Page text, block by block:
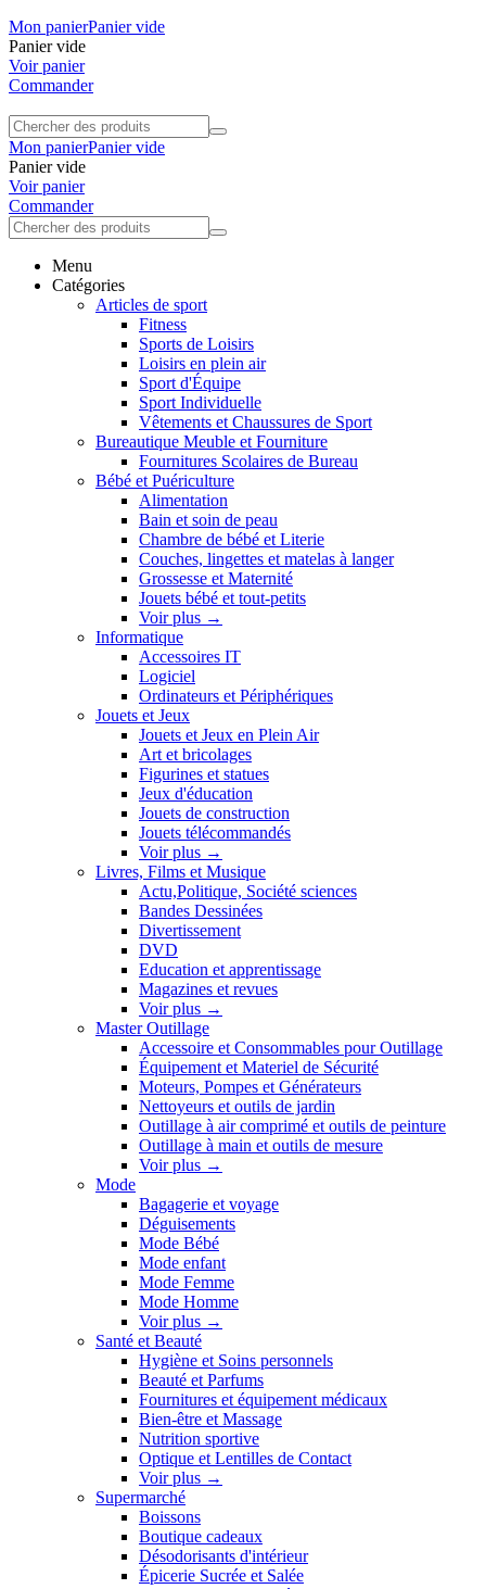
Mon panierPanier vide
Panier vide
Voir panier
Commander
Mon panierPanier vide
Panier vide
Voir panier
Commander
Menu
Catégories
Articles de sport
Fitness
Sports de Loisirs
Loisirs en plein air
Sport d'Équipe
Sport Individuelle
Vêtements et Chaussures de Sport
Bureautique Meuble et Fourniture
Fournitures Scolaires de Bureau
Bébé et Puériculture
Alimentation
Bain et soin de peau
Chambre de bébé et Literie
Couches, lingettes et matelas à langer
Grossesse et Maternité
Jouets bébé et tout-petits
Voir plus →
Informatique
Accessoires IT
Logiciel
Ordinateurs et Périphériques
Jouets et Jeux
Jouets et Jeux en Plein Air
Art et bricolages
Figurines et statues
Jeux d'éducation
Jouets de construction
Jouets télécommandés
Voir plus →
Livres, Films et Musique
Actu,Politique, Société sciences
Bandes Dessinées
Divertissement
DVD
Education et apprentissage
Magazines et revues
Voir plus →
Master Outillage
Accessoire et Consommables pour Outillage
Équipement et Materiel de Sécurité
Moteurs, Pompes et Générateurs
Nettoyeurs et outils de jardin
Outillage à air comprimé et outils de peinture
Outillage à main et outils de mesure
Voir plus →
Mode
Bagagerie et voyage
Déguisements
Mode Bébé
Mode enfant
Mode Femme
Mode Homme
Voir plus →
Santé et Beauté
Hygiène et Soins personnels
Beauté et Parfums
Fournitures et équipement médicaux
Bien-être et Massage
Nutrition sportive
Optique et Lentilles de Contact
Voir plus →
Supermarché
Boissons
Boutique cadeaux
Désodorisants d'intérieur
Épicerie Sucrée et Salée